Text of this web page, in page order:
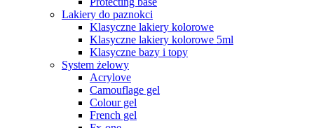
Lakiery do paznokci
Klasyczne lakiery kolorowe
Klasyczne lakiery kolorowe 5ml
Klasyczne bazy i topy
System żelowy
Acrylove
Camouflage gel
Colour gel
French gel